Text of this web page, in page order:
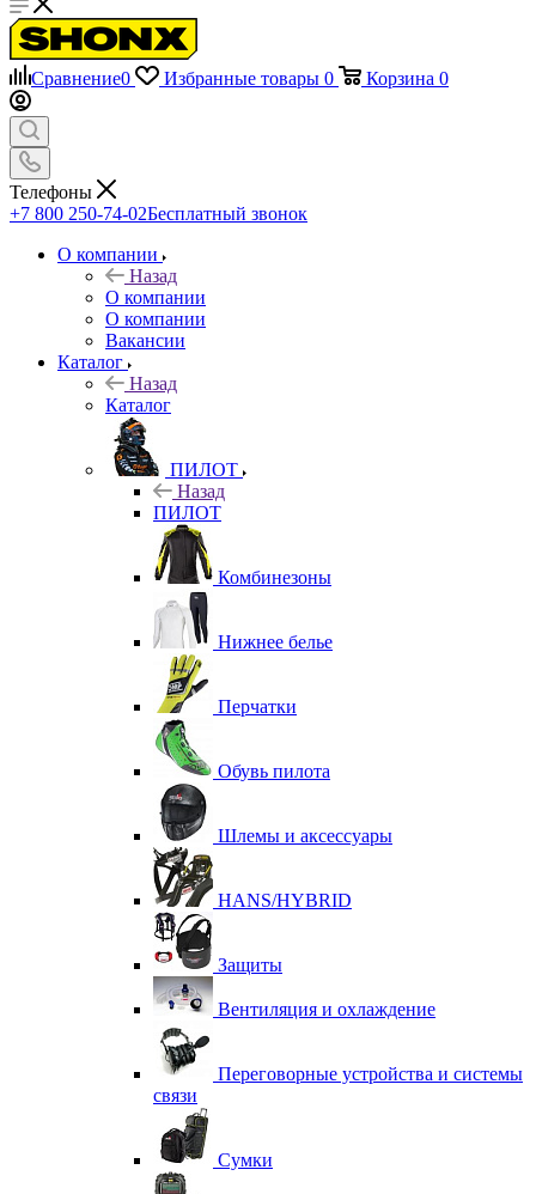
Сравнение0 Избранные товары 0 Корзина 0
Телефоны
+7 800 250-74-02Бесплатный звонок
О компании
Назад
О компании
О компании
Вакансии
Каталог
Назад
Каталог
ПИЛОТ
Назад
ПИЛОТ
Комбинезоны
Нижнее белье
Перчатки
Обувь пилота
Шлемы и аксессуары
HANS/HYBRID
Защиты
Вентиляция и охлаждение
Переговорные устройства и системы
связи
Сумки